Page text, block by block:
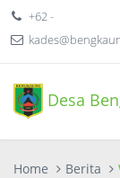
+62 -
Desa
Home Berita